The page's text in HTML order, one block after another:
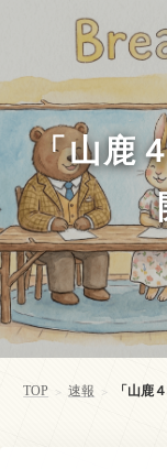
「山鹿
TOP > 速報 > 「山鹿